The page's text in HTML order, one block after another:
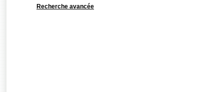
Recherche avancée